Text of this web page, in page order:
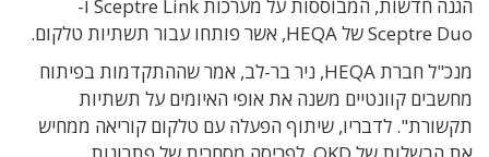
הגנה חדשות, המבוססות על מערכות Sceptre Link ו-
Sceptre Duo של HEQA, אשר פותחו עבור תשתיות טלקום.
מנכ"ל חברת HEQA, ניר בר-לב, אמר שההתקדמות בפיתוח
מחשבים קוונטיים משנה את אופי האיומים על תשתיות
תקשורת". לדבריו, שיתוף הפעלה עם טלקום קוריאה ממחיש